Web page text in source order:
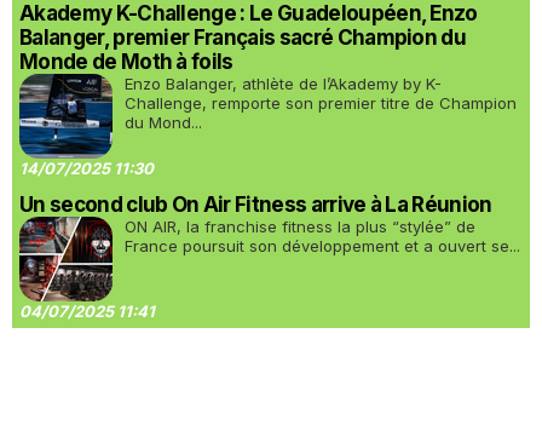
Akademy K-Challenge : Le Guadeloupéen, Enzo
Balanger, premier Français sacré Champion du
Monde de Moth à foils
Enzo Balanger, athlète de l’Akademy by K-
Challenge, remporte son premier titre de Champion
du Mond...
14/07/2025 11:30
Un second club On Air Fitness arrive à La Réunion
ON AIR, la franchise fitness la plus “stylée” de
France poursuit son développement et a ouvert se...
04/07/2025 11:41